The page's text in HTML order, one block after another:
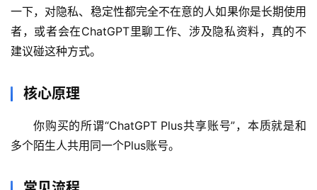
一下，对隐私、稳定性都完全不在意的人如果你是长期使用
者，或者会在ChatGPT里聊工作、涉及隐私资料，真的不
建议碰这种方式。
核心原理
你购买的所谓“ChatGPT Plus共享账号”，本质就是和
多个陌生人共用同一个Plus账号。